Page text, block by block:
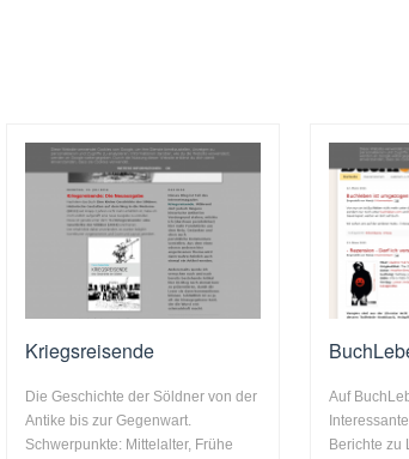
Kriegsreisende
Die Geschichte der Söldner von der
Antike bis zur Gegenwart.
Schwerpunkte: Mittelalter, Frühe
Auf
Berichte zu